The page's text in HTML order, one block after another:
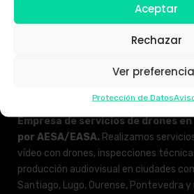
Aceptar
Rechazar
Ver
Protección de Datos
Empresa de servicios de drones
por AESA/EASA. Realizamos
vídeo con drones, inspecciones
producción audiovisual en ciudades
Santiago, Lugo, Ourense, Pontevedra